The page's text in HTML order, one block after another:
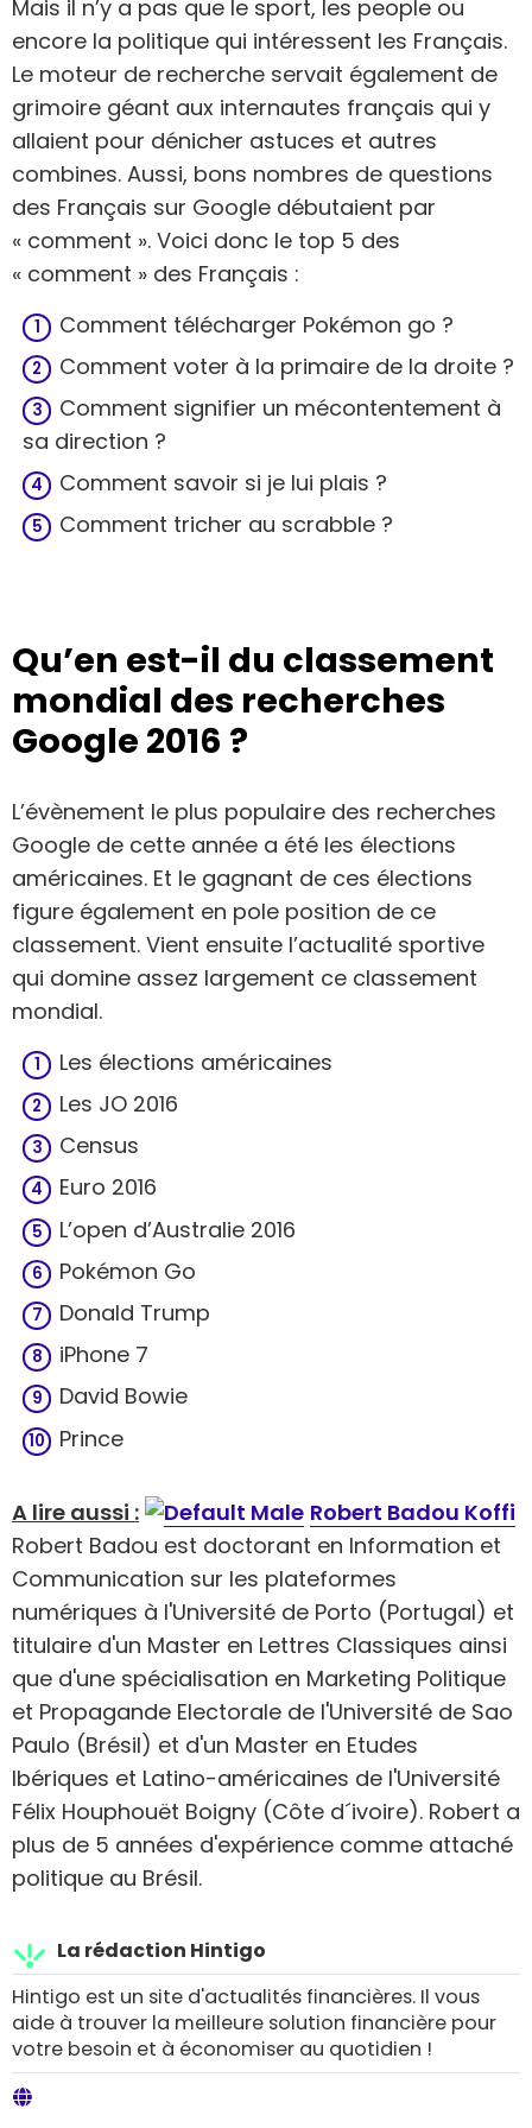
Mais il n’y a pas que le sport, les people ou
encore la politique qui intéressent les Français.
Le moteur de recherche servait également de
grimoire géant aux internautes français qui y
allaient pour dénicher astuces et autres
combines. Aussi, bons nombres de questions
des Français sur Google débutaient par
« comment ». Voici donc le top 5 des
« comment » des Français :
Comment télécharger Pokémon go ?
Comment voter à la primaire de la droite ?
Comment signifier un mécontentement à
sa direction ?
Comment savoir si je lui plais ?
Comment tricher au scrabble ?
Qu’en est-il du classement
mondial des recherches
Google 2016 ?
L’évènement le plus populaire des recherches
Google de cette année a été les élections
américaines. Et le gagnant de ces élections
figure également en pole position de ce
classement. Vient ensuite l’actualité sportive
qui domine assez largement ce classement
mondial.
Les élections américaines
Les JO 2016
Census
Euro 2016
L’open d’Australie 2016
Pokémon Go
Donald Trump
iPhone 7
David Bowie
Prince
A lire aussi :
Robert Badou Koffi
Robert Badou est doctorant en Information et
Communication sur les plateformes
numériques à l'Université de Porto (Portugal) et
titulaire d'un Master en Lettres Classiques ainsi
que d'une spécialisation en Marketing Politique
et Propagande Electorale de l'Université de Sao
Paulo (Brésil) et d'un Master en Etudes
Ibériques et Latino-américaines de l'Université
Félix Houphouët Boigny (Côte d´ivoire). Robert a
plus de 5 années d'expérience comme attaché
politique au Brésil.
La rédaction Hintigo
Hintigo est un site d'actualités financières. Il vous
aide à trouver la meilleure solution financière pour
votre besoin et à économiser au quotidien !